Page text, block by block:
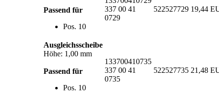
Passend für
Pos. 10
337 00 41
0729
522527729 19,44
Ausgleichsscheibe
Höhe: 1,00 mm
Passend für
Pos. 10
133700410735
337 00 41
0735
522527735 21,48